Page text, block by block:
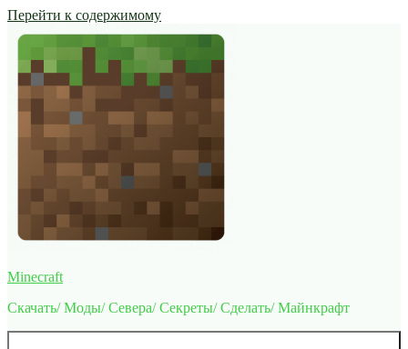
Перейти к содержимому
Minecraft
Скачать/ Моды/ Севера/ Секреты/ Сделать/ Майнкрафт